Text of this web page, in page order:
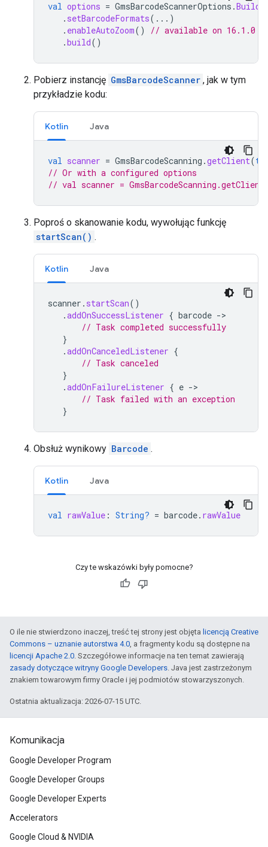
val options = GmsBarcodeScannerOptions .
. setBarcodeFormats(...)
. enableAutoZoom()
// available on 16.1.0
.build()
Pobierz instancję GmsBarcodeScanner , jak w tym
przykładzie kodu:
Kotlin Java
val scanner = GmsBarcodeScanning .getClient(
// Or with a configured options
// val scanner =
Poproś o skanowanie kodu, wywołując funkcję
startScan() .
Kotlin Java
scanner . startScan()
.addOnSuccessListener { barcode ->
// Task completed successfully
}
.addOnCanceledListener {
// Task canceled
}
.addOnFailureListener { e ->
// Task failed with an exception
}
Obsłuż wynikowy Barcode .
Kotlin Java
val rawValue : String? = barcode. rawValue
Czy te wskazówki były pomocne?
O ile nie stwierdzono inaczej, treść tej strony jest objęta licencją Creative
Commons – uznanie autorstwa 4.0, a fragmenty kodu są dostępne na
licencji Apache 2.0. Szczegółowe informacje na ten temat zawierają
zasady dotyczące witryny Google Developers. Java jest zastrzeżonym
znakiem towarowym firmy Oracle i jej podmiotów stowarzyszonych.
Ostatnia aktualizacja: 2026-07-15 UTC.
Komunikacja
Google Developer Program
Google Developer Groups
Google Developer Experts
Accelerators
Google Cloud & NVIDIA